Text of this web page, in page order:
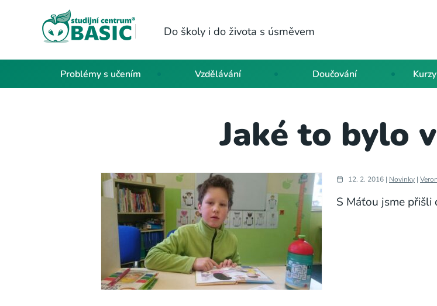
Do školy i do života s úsměvem
Problémy s učením Vzdělávání Doučování
Jaké to bylo
12. 2. 2016 | Novinky |
S Máťou jsme přišli